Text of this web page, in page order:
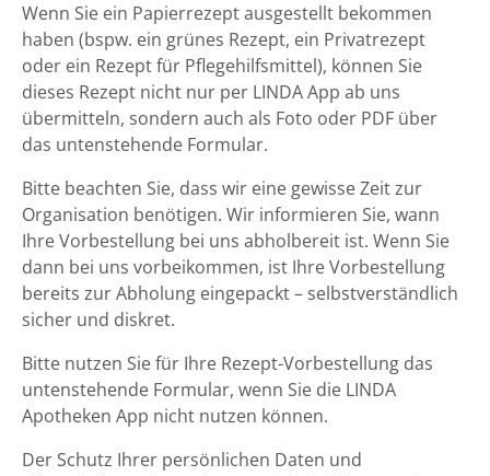
Wenn Sie ein Papierrezept ausgestellt bekommen
haben (bspw. ein grünes Rezept, ein Privatrezept
oder ein Rezept für Pflegehilfsmittel), können Sie
dieses Rezept nicht nur per LINDA App ab uns
übermitteln, sondern auch als Foto oder PDF über
das untenstehende Formular.
Bitte beachten Sie, dass wir eine gewisse Zeit zur
Organisation benötigen. Wir informieren Sie, wann
Ihre Vorbestellung bei uns abholbereit ist. Wenn Sie
dann bei uns vorbeikommen, ist Ihre Vorbestellung
bereits zur Abholung eingepackt – selbstverständlich
sicher und diskret.
Bitte nutzen Sie für Ihre Rezept-Vorbestellung das
untenstehende Formular, wenn Sie die LINDA
Apotheken App nicht nutzen können.
Der Schutz Ihrer persönlichen Daten und